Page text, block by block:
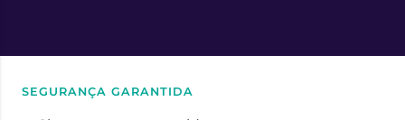
SEGURANÇA GARANTIDA